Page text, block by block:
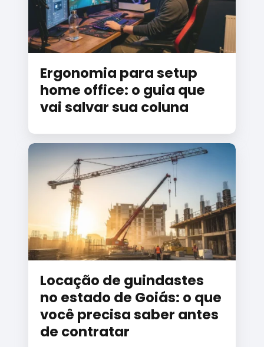
Ergonomia para setup
home office: o guia que
vai salvar sua coluna
Locação de guindastes
no estado de Goiás: o que
você precisa saber antes
de contratar